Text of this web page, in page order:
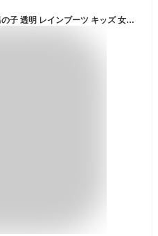
＼今だけ10%OFF／ 長靴 キッズ 男の子 透明 レインブーツ キッズ 女の子 長靴 クリア 子供靴 防水 かわいい 14cm 15cm 16cm 反射テープ付き ながぐつ 雨具 雨の日 保育園 幼稚園 通園 お出かけ 恐竜 ユニコーン グリーン パープル RIBTCL